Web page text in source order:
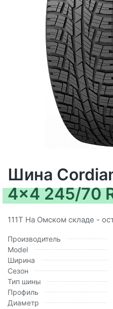
Шина
4x4 245/70
111T На Омском складе -
Производитель
Model
Ширина
Сезон
Тип шины
Профиль
Диаметр